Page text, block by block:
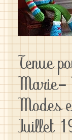
Tenue
Marie-
Modes
Juillet